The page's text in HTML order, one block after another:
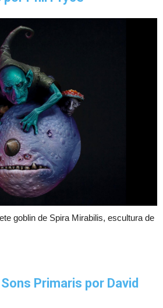
goblin de Spira Mirabilis, escultura de
Primaris por David